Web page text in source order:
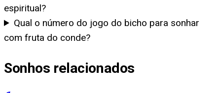
espiritual?
Qual o número do jogo do bicho para sonhar
com fruta do conde?
Sonhos relacionados